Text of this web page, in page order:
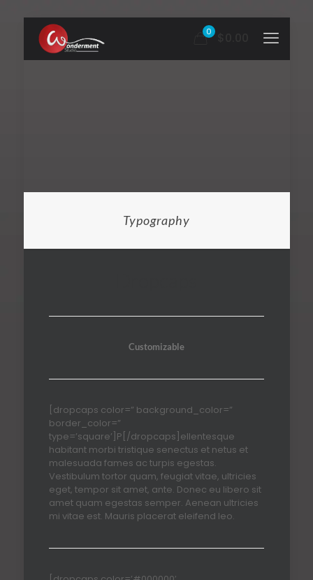
0
Typography
Customizable
[dropcaps color=” background_color=”
border_color=”
type=’square’]P[/dropcaps]ellentesque
habitant morbi tristique senectus et netus et
malesuada fames ac turpis egestas.
Vestibulum tortor quam, feugiat vitae, ultricies
eget, tempor sit amet, ante. Donec eu libero sit
amet quam egestas semper. Aenean ultricies
mi vitae est. Mauris placerat eleifend leo.